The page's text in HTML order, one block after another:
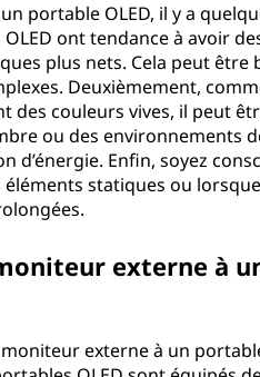
portable OLED, il y a
ont tendance à avoir
plus nets. Cela peut
Deuxièmement,
des couleurs vives, il peut
ou des environnements
d’énergie. Enfin, soyez
statiques ou
externe à
externe à un